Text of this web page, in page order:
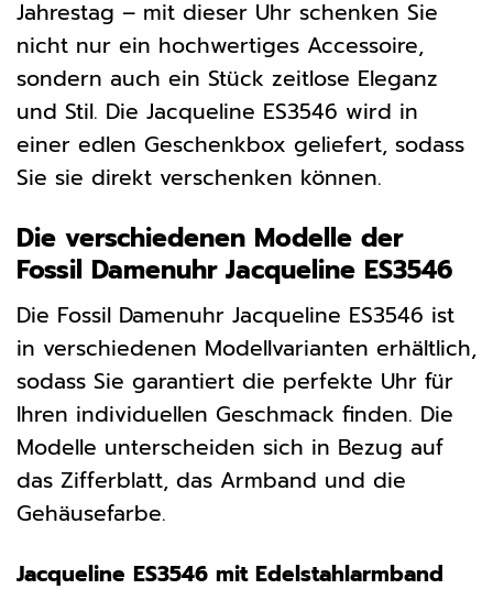
Jahrestag – mit dieser Uhr schenken Sie
nicht nur ein hochwertiges Accessoire,
sondern auch ein Stück zeitlose Eleganz
und Stil. Die Jacqueline ES3546 wird in
einer edlen Geschenkbox geliefert, sodass
Sie sie direkt verschenken können.
Die verschiedenen Modelle der
Fossil Damenuhr Jacqueline ES3546
Die Fossil Damenuhr Jacqueline ES3546 ist
in verschiedenen Modellvarianten erhältlich,
sodass Sie garantiert die perfekte Uhr für
Ihren individuellen Geschmack finden. Die
Modelle unterscheiden sich in Bezug auf
das Zifferblatt, das Armband und die
Gehäusefarbe.
Jacqueline ES3546 mit Edelstahlarmband